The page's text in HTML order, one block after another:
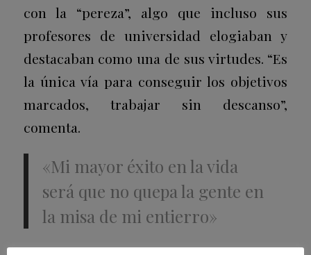
con la “pereza”, algo que incluso sus
profesores de universidad elogiaban y
destacaban como una de sus virtudes. “Es
la única vía para conseguir los objetivos
marcados, trabajar sin descanso”,
comenta.
«Mi mayor éxito en la vida
será que no quepa la gente en
la misa de mi entierro»